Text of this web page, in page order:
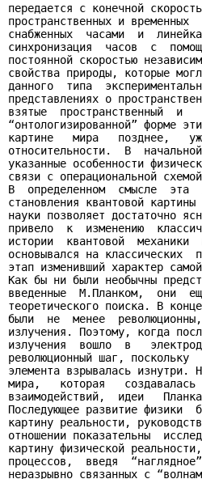
передается с конечной
пространственных и
снабженных  часами  и
синхронизация  часов  с
постоянной скоростью
свойства природы, которые
данного  типа
представлениях о
взятые  пространственный  и
“онтологизированной” форме
картине   мира   позднее,
относительности.  В
указанные особенности
связи с операциональной
В  определенном  смысле  эта
становления квантовой
науки позволяет достаточно
привело  к  изменению
истории  квантовой
основывался на классических
этап изменивший характер
Как бы ни были необычны
введенные  М.Планком,  они
теоретического поиска. В
были  не  менее
излучения. Поэтому, когда
излучения  вошло  в
революционный шаг,
элемента взрывалась изнутри.
мира,   которая
взаимодействий,  идеи
Последующее развитие физики
картину реальности,
отношении показательны
картину физической
процессов,  введя
неразрывно связанных с